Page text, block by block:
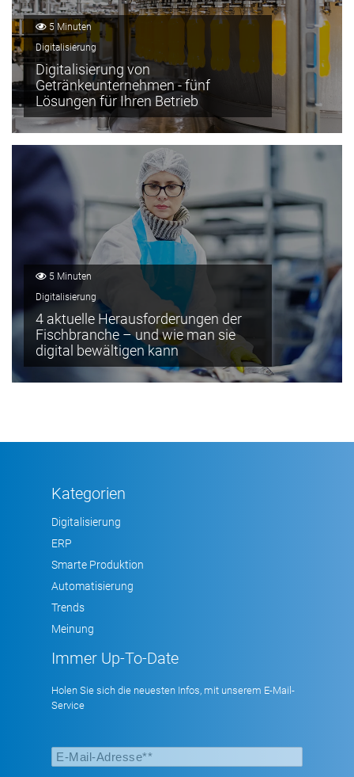
5 Minuten
Digitalisierung
Digitalisierung von
Getränkeunternehmen - fünf
Lösungen für Ihren Betrieb
5 Minuten
Digitalisierung
4 aktuelle Herausforderungen der
Fischbranche – und wie man sie
digital bewältigen kann
Kategorien
Digitalisierung
ERP
Smarte Produktion
Automatisierung
Trends
Meinung
Immer Up-To-Date
Holen Sie sich die neuesten Infos, mit unserem E-Mail-
Service